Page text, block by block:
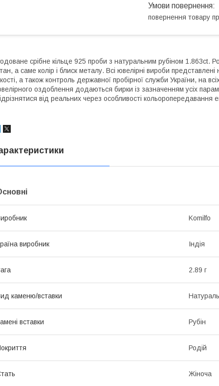
повернення товару
срібне кільце 925 проби з натуральним рубіном 1.863ct.
а саме колір і блиск металу. Всі ювелірні вироби
а також контроль державної пробірної служби України, на
оздоблення додаються бирки із зазначенням усіх
від реальних через особливості кольоропередавання
Komilfo
виробник Індія
2.89 г
каменю/вставки
вставки Рубін
Родій
Жіноча